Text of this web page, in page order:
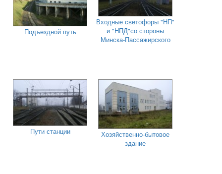
Подъездной путь
Входные светофоры "НП"
и "НПД"со стороны
Минска-Пассажирского
Пути станции
Хозяйственно-бытовое
здание